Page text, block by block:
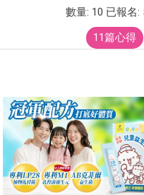
數量: 10 已報名:
11篇心得